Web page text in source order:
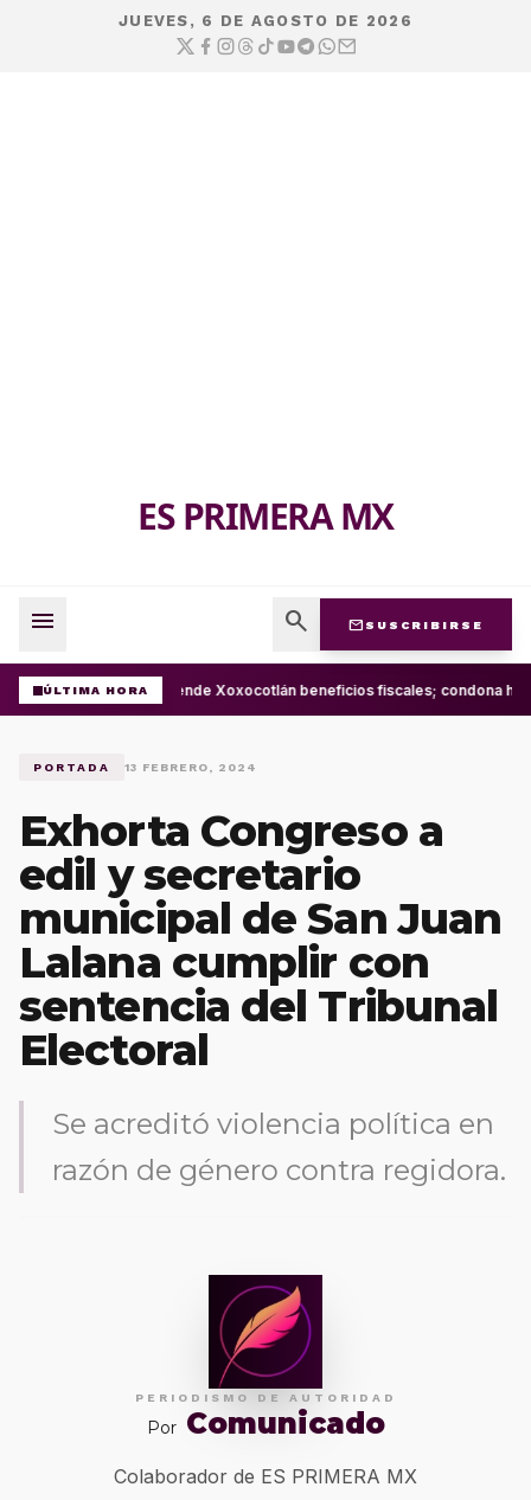
JUEVES, 6 DE AGOSTO DE 2026
ES PRIMERA MX
menu search mail SUSCRIBIRSE
ÚLTIMA HORAExtiende Xoxocotlán beneficios fiscales; condona
PORTADA 13 FEBRERO, 2024
Exhorta Congreso a
edil y secretario
municipal de San Juan
Lalana cumplir con
sentencia del Tribunal
Electoral
Se acreditó violencia política en
razón de género contra regidora.
PERIODISMO DE AUTORIDAD
Por Comunicado
Colaborador de ES PRIMERA MX